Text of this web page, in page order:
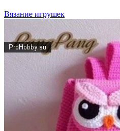
Вязание игрушек